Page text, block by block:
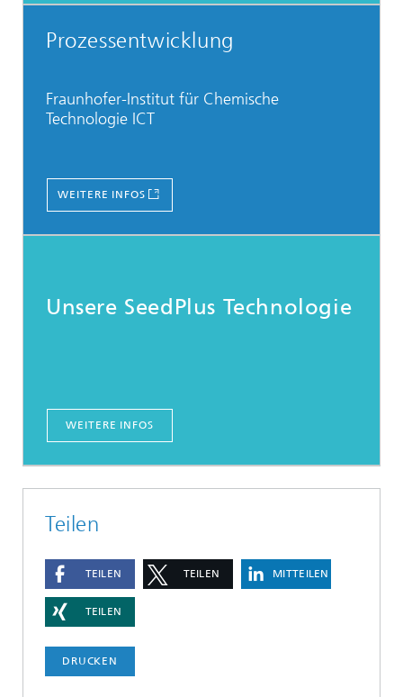
Prozessentwicklung
Fraunhofer-Institut für Chemische
Technologie ICT
WEITERE INFOS
Unsere SeedPlus Technologie
WEITERE INFOS
Teilen
TEILEN TEILEN MITTEILEN
TEILEN
DRUCKEN